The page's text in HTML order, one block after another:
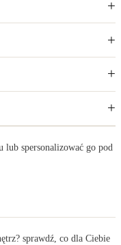
+
+
+
+
lub spersonalizować go pod
sprawdź, co dla Ciebie